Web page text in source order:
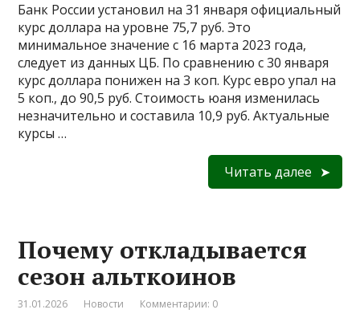
Банк России установил на 31 января официальный
курс доллара на уровне 75,7 руб. Это
минимальное значение с 16 марта 2023 года,
следует из данных ЦБ. По сравнению с 30 января
курс доллара понижен на 3 коп. Курс евро упал на
5 коп., до 90,5 руб. Стоимость юаня изменилась
незначительно и составила 10,9 руб. Актуальные
курсы …
Читать далее
Почему откладывается
сезон альткоинов
31.01.2026 Новости Комментарии: 0